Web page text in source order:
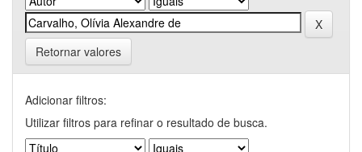
Retornar valores
Adicionar filtros:
Utilizar filtros para refinar o resultado de busca.